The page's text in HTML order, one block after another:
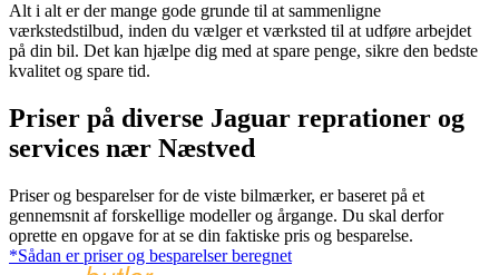
Alt i alt er der mange gode grunde til at sammenligne
værkstedstilbud, inden du vælger et værksted til at udføre arbejdet
på din bil. Det kan hjælpe dig med at spare penge, sikre den bedste
kvalitet og spare tid.
Priser på diverse Jaguar reprationer og
services nær Næstved
Priser og besparelser for de viste bilmærker, er baseret på et
gennemsnit af forskellige modeller og årgange. Du skal derfor
oprette en opgave for at se din faktiske pris og besparelse.
*Sådan er priser og besparelser beregnet